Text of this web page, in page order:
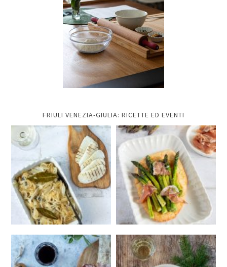
FRIULI VENEZIA-GIULIA: RICETTE ED EVENTI